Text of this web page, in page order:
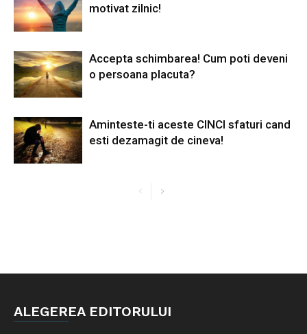
motivat zilnic!
Accepta schimbarea! Cum poti deveni
o persoana placuta?
Aminteste-ti aceste CINCI sfaturi cand
esti dezamagit de cineva!
ALEGEREA EDITORULUI